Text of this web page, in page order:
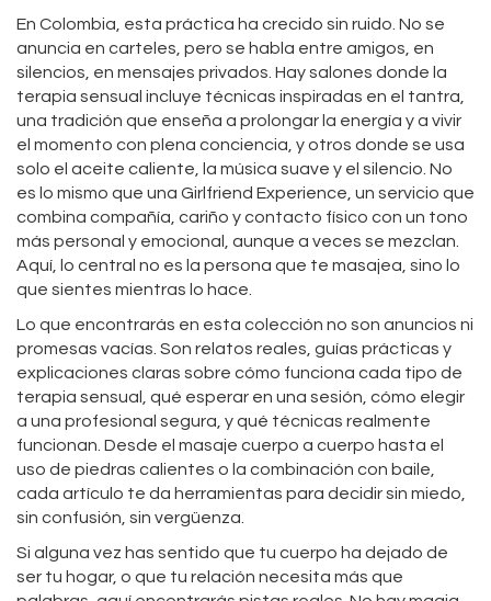
En Colombia, esta práctica ha crecido sin ruido. No se
anuncia en carteles, pero se habla entre amigos, en
silencios, en mensajes privados. Hay salones donde la
terapia sensual incluye técnicas inspiradas en el tantra
una tradición que enseña a prolongar la energía y a vivir
el momento con plena conciencia , y otros donde se usa
solo el aceite caliente, la música suave y el silencio. No
es lo mismo que una Girlfriend Experience un servicio que
combina compañía, cariño y contacto físico con un tono
más personal y emocional
, aunque a veces se mezclan.
Aquí, lo central no es la persona que te masajea, sino lo
que sientes mientras lo hace.
Lo que encontrarás en esta colección no son anuncios ni
promesas vacías. Son relatos reales, guías prácticas y
explicaciones claras sobre cómo funciona cada tipo de
terapia sensual, qué esperar en una sesión, cómo elegir
a una profesional segura, y qué técnicas realmente
funcionan. Desde el masaje cuerpo a cuerpo hasta el
uso de piedras calientes o la combinación con baile,
cada artículo te da herramientas para decidir sin miedo,
sin confusión, sin vergüenza.
Si alguna vez has sentido que tu cuerpo ha dejado de
ser tu hogar, o que tu relación necesita más que